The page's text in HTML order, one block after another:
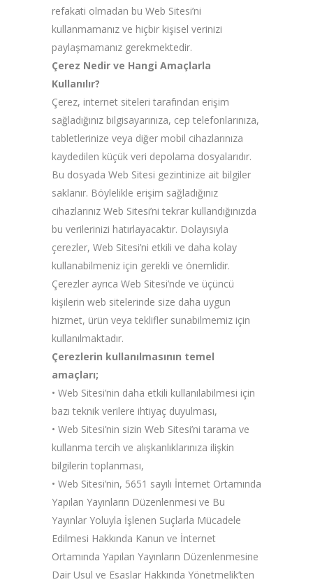
refakati olmadan bu Web Sitesi’ni
kullanmamanız ve hiçbir kişisel verinizi
paylaşmamanız gerekmektedir.
Çerez Nedir ve Hangi Amaçlarla
Kullanılır?
Çerez, internet siteleri tarafından erişim
sağladığınız bilgisayarınıza, cep telefonlarınıza,
tabletlerinize veya diğer mobil cihazlarınıza
kaydedilen küçük veri depolama dosyalarıdır.
Bu dosyada Web Sitesi gezintinize ait bilgiler
saklanır. Böylelikle erişim sağladığınız
cihazlarınız Web Sitesi’ni tekrar kullandığınızda
bu verilerinizi hatırlayacaktır. Dolayısıyla
çerezler, Web Sitesi’ni etkili ve daha kolay
kullanabilmeniz için gerekli ve önemlidir.
Çerezler ayrıca Web Sitesi’nde ve üçüncü
kişilerin web sitelerinde size daha uygun
hizmet, ürün veya teklifler sunabilmemiz için
kullanılmaktadır.
Çerezlerin kullanılmasının temel
amaçları;
• Web Sitesi’nin daha etkili kullanılabilmesi için
bazı teknik verilere ihtiyaç duyulması,
• Web Sitesi’nin sizin Web Sitesi’ni tarama ve
kullanma tercih ve alışkanlıklarınıza ilişkin
bilgilerin toplanması,
• Web Sitesi’nin, 5651 sayılı İnternet Ortamında
Yapılan Yayınların Düzenlenmesi ve Bu
Yayınlar Yoluyla İşlenen Suçlarla Mücadele
Edilmesi Hakkında Kanun ve İnternet
Ortamında Yapılan Yayınların Düzenlenmesine
Dair Usul ve Esaslar Hakkında Yönetmelik’ten